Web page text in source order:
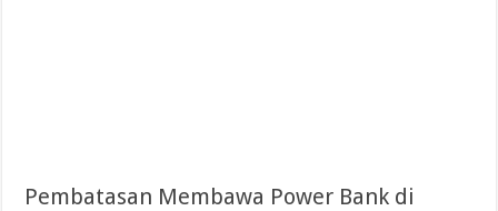
Pembatasan Membawa Power Bank di